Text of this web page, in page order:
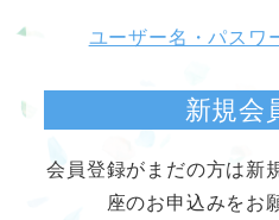
ユーザー名・パスワ
新規会
会員登録がまだの方は新
座のお申込みをお